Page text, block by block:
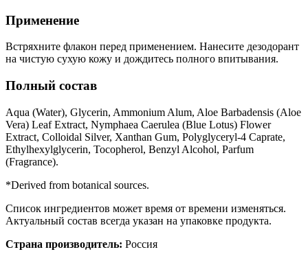
Применение
Встряхните флакон перед применением. Нанесите дезодорант
на чистую сухую кожу и дождитесь полного впитывания.
Полный состав
Aqua (Water), Glycerin, Ammonium Alum, Aloe Barbadensis (Aloe
Vera) Leaf Extract, Nymphaea Caerulea (Blue Lotus) Flower
Extract, Colloidal Silver, Xanthan Gum, Polyglyceryl-4 Caprate,
Ethylhexylglycerin, Tocopherol, Benzyl Alcohol, Parfum
(Fragrance).
*Derived from botanical sources.
Список ингредиентов может время от времени изменяться.
Актуальный состав всегда указан на упаковке продукта.
Страна производитель: Россия